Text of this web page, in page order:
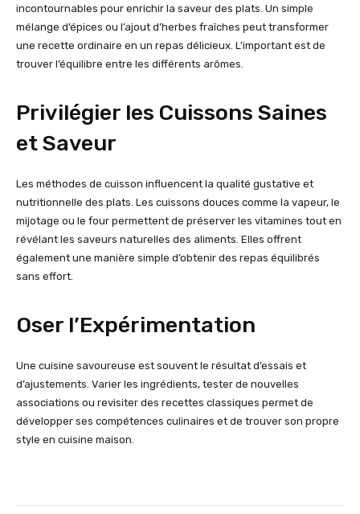
incontournables pour enrichir la saveur des plats. Un simple
mélange d’épices ou l’ajout d’herbes fraîches peut transformer
une recette ordinaire en un repas délicieux. L’important est de
trouver l’équilibre entre les différents arômes.
Privilégier les Cuissons Saines
et Saveur
Les méthodes de cuisson influencent la qualité gustative et
nutritionnelle des plats. Les cuissons douces comme la vapeur, le
mijotage ou le four permettent de préserver les vitamines tout en
révélant les saveurs naturelles des aliments. Elles offrent
également une manière simple d’obtenir des repas équilibrés
sans effort.
Oser l’Expérimentation
Une cuisine savoureuse est souvent le résultat d’essais et
d’ajustements. Varier les ingrédients, tester de nouvelles
associations ou revisiter des recettes classiques permet de
développer ses compétences culinaires et de trouver son propre
style en cuisine maison.